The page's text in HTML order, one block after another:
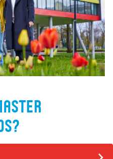
voor het vak
de paginaAdmission Master
is Engelstalig, maar dit